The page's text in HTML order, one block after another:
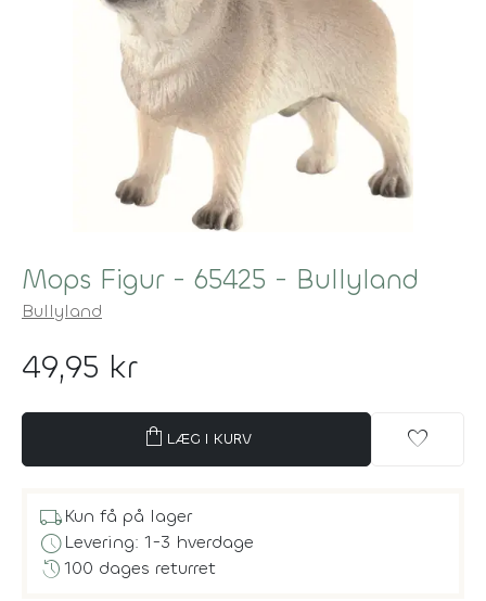
Mops Figur - 65425 - Bullyland
Bullyland
49,95 kr
shopping_bag LÆG I KURV favorite
local_shippingKun få på lager
scheduleLevering: 1-3 hverdage
history100 dages returret